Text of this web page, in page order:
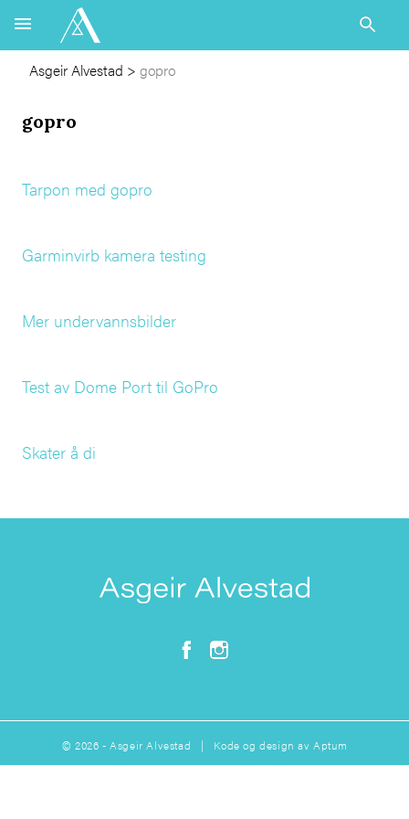
Asgeir Alvestad > gopro
gopro
Tarpon med gopro
Garminvirb kamera testing
Mer undervannsbilder
Test av Dome Port til GoPro
Skater å di
© 2026 - Asgeir Alvestad | Kode og design avAptum